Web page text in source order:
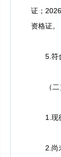
证；
资格证。
5.符合
（二）
1.现役
2.尚未